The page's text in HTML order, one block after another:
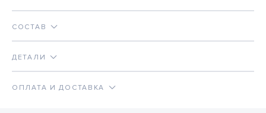
СОСТАВ
ДЕТАЛИ
ОПЛАТА И ДОСТАВКА